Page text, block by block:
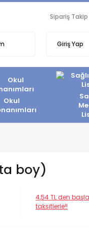
Sipariş Takip
Giriş Yap
Okul
boy)
4,54 TL den
taksitlerle!!